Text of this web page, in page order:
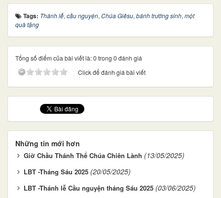
Tags: Thánh lễ, cầu nguyện, Chúa Giêsu, bánh trường sinh, một
quà tặng
Tổng số điểm của bài viết là: 0 trong 0 đánh giá
Click để đánh giá bài viết
Những tin mới hơn
Giờ Chầu Thánh Thể Chúa Chiên Lành (13/05/2025)
LBT -Tháng Sáu 2025 (20/05/2025)
LBT -Thánh lễ Cầu nguyện tháng Sáu 2025 (03/06/2025)